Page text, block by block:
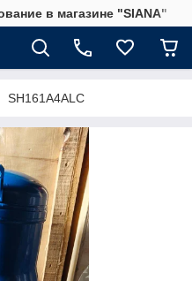
в магазине "SIANA"
SH161A4ALC